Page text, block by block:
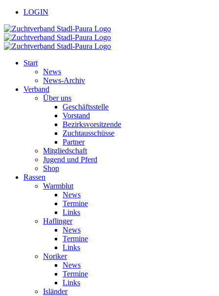
Zum
springen
facebook
youtubeLOGIN
Start
News
News-Archiv
Verband
Über uns
Geschäftsstelle
Vorstand
Bezirksvorsitzende
Zuchtausschüsse
Partner
Mitgliedschaft
Jugend und Pferd
Shop
Rassen
Warmblut
News
Termine
Links
Haflinger
News
Termine
Links
Noriker
News
Termine
Links
Isländer